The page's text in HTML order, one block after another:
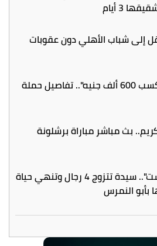
3 أيام
إلى شباب الأهلي دون عقوبات
"لو كارتك في إيدك تكسب 600 ألف جنيه".. تفاصيل حملة
بث مباشر مباراة برشلونة
"ما حسسونيش إني ست".. سيدة تتزوج 4 رجال وتنهي حياة
بأبو النمرس